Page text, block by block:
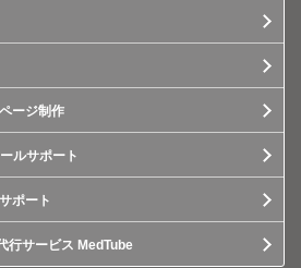
ージ制作
ルサポート
ポート
行サービス MedTube